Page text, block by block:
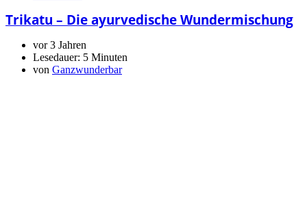
Trikatu – Die ayurvedische Wundermischung
vor 3 Jahren
Lesedauer: 5 Minuten
von Ganzwunderbar